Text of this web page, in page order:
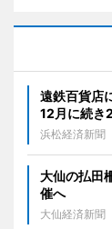
遠鉄百貨店
12月に続き
浜松経済新聞
大仙の払田
催へ
大仙経済新聞